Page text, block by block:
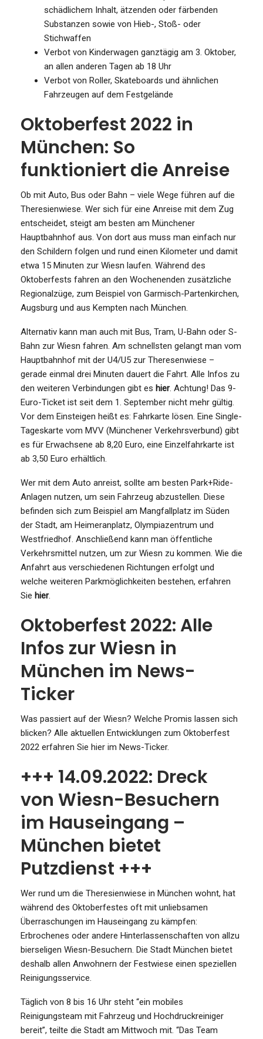
schädlichem Inhalt, ätzenden oder färbenden
Substanzen sowie von Hieb-, Stoß- oder
Stichwaffen
Verbot von Kinderwagen ganztägig am 3. Oktober,
an allen anderen Tagen ab 18 Uhr
Verbot von Roller, Skateboards und ähnlichen
Fahrzeugen auf dem Festgelände
Oktoberfest 2022 in
München: So
funktioniert die Anreise
Ob mit Auto, Bus oder Bahn – viele Wege führen auf die
Theresienwiese. Wer sich für eine Anreise mit dem Zug
entscheidet, steigt am besten am Münchener
Hauptbahnhof aus. Von dort aus muss man einfach nur
den Schildern folgen und rund einen Kilometer und damit
etwa 15 Minuten zur Wiesn laufen. Während des
Oktoberfests fahren an den Wochenenden zusätzliche
Regionalzüge, zum Beispiel von Garmisch-Partenkirchen,
Augsburg und aus Kempten nach München.
Alternativ kann man auch mit Bus, Tram, U-Bahn oder S-
Bahn zur Wiesn fahren. Am schnellsten gelangt man vom
Hauptbahnhof mit der U4/U5 zur Theresenwiese –
gerade einmal drei Minuten dauert die Fahrt. Alle Infos zu
den weiteren Verbindungen gibt es hier. Achtung! Das 9-
Euro-Ticket ist seit dem 1. September nicht mehr gültig.
Vor dem Einsteigen heißt es: Fahrkarte lösen. Eine Single-
Tageskarte vom MVV (Münchener Verkehrsverbund) gibt
es für Erwachsene ab 8,20 Euro, eine Einzelfahrkarte ist
ab 3,50 Euro erhältlich.
Wer mit dem Auto anreist, sollte am besten Park+Ride-
Anlagen nutzen, um sein Fahrzeug abzustellen. Diese
befinden sich zum Beispiel am Mangfallplatz im Süden
der Stadt, am Heimeranplatz, Olympiazentrum und
Westfriedhof. Anschließend kann man öffentliche
Verkehrsmittel nutzen, um zur Wiesn zu kommen. Wie die
Anfahrt aus verschiedenen Richtungen erfolgt und
welche weiteren Parkmöglichkeiten bestehen, erfahren
Sie hier.
Oktoberfest 2022: Alle
Infos zur Wiesn in
München im News-
Ticker
Was passiert auf der Wiesn? Welche Promis lassen sich
blicken? Alle aktuellen Entwicklungen zum Oktoberfest
2022 erfahren Sie hier im News-Ticker.
+++ 14.09.2022: Dreck
von Wiesn-Besuchern
im Hauseingang –
München bietet
Putzdienst +++
Wer rund um die Theresienwiese in München wohnt, hat
während des Oktoberfestes oft mit unliebsamen
Überraschungen im Hauseingang zu kämpfen:
Erbrochenes oder andere Hinterlassenschaften von allzu
bierseligen Wiesn-Besuchern. Die Stadt München bietet
deshalb allen Anwohnern der Festwiese einen speziellen
Reinigungsservice.
Täglich von 8 bis 16 Uhr steht “ein mobiles
Reinigungsteam mit Fahrzeug und Hochdruckreiniger
bereit”, teilte die Stadt am Mittwoch mit. “Das Team